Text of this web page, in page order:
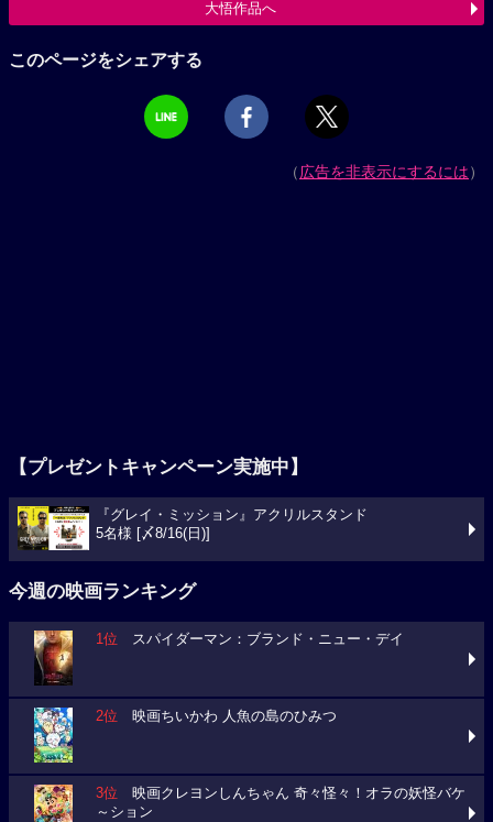
大悟作品へ
このページをシェアする
（広告を非表示にするには）
【プレゼントキャンペーン実施中】
『グレイ・ミッション』アクリルスタンド
5名様 [〆8/16(日)]
今週の映画ランキング
1位 スパイダーマン：ブランド・ニュー・デイ
2位 映画ちいかわ 人魚の島のひみつ
3位 映画クレヨンしんちゃん 奇々怪々！オラの妖怪バケ
～ション